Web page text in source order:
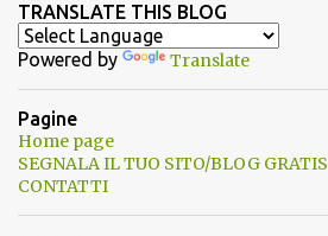
TRANSLATE THIS BLOG
Powered by Translate
Pagine
Home page
SEGNALA IL TUO SITO/BLOG GRATIS
CONTATTI